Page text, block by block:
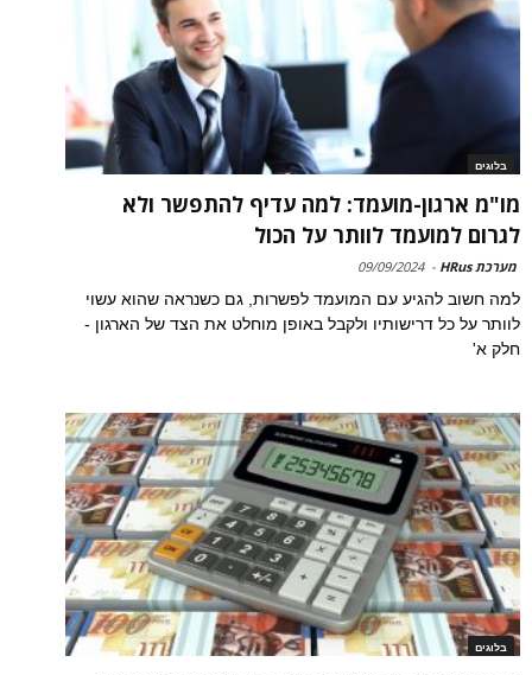
בלוגים
מו"מ ארגון-מועמד: למה עדיף להתפשר ולא
לגרום למועמד לוותר על הכול
מערכת HRus -
09/09/2024
למה חשוב להגיע עם המועמד לפשרות, גם כשנראה שהוא עשוי
לוותר על כל דרישותיו ולקבל באופן מוחלט את הצד של הארגון -
חלק א'
בלוגים